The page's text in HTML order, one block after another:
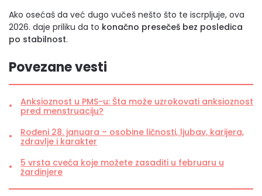
Ako osećaš da već dugo vučeš nešto što te iscrpljuje, ova
2026. daje priliku da to konačno presečeš bez posledica
po stabilnost.
Povezane vesti
Anksioznost u PMS-u: Šta može uzrokovati anksioznost
pred menstruaciju?
Rođeni 28. januara – osobine ličnosti, ljubav, karijera,
zdravlje i karakter
5 vrsta cveća koje možete zasaditi u februaru u
žardinjere